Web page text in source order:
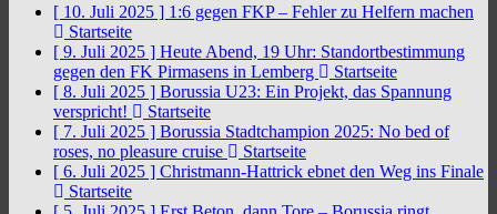
[ 10. Juli 2025 ] 1:6 gegen FKP – Fehler zu Helfern machen
Startseite
[ 9. Juli 2025 ] Heute Abend, 19 Uhr: Standortbestimmung
gegen den FK Pirmasens in Lemberg
Startseite
[ 8. Juli 2025 ] Borussia U23: Ein Projekt, das Spannung
verspricht!
Startseite
[ 7. Juli 2025 ] Borussia Stadtchampion 2025: No bed of
roses, no pleasure cruise
Startseite
[ 6. Juli 2025 ] Christmann-Hattrick ebnet den Weg ins Finale
Startseite